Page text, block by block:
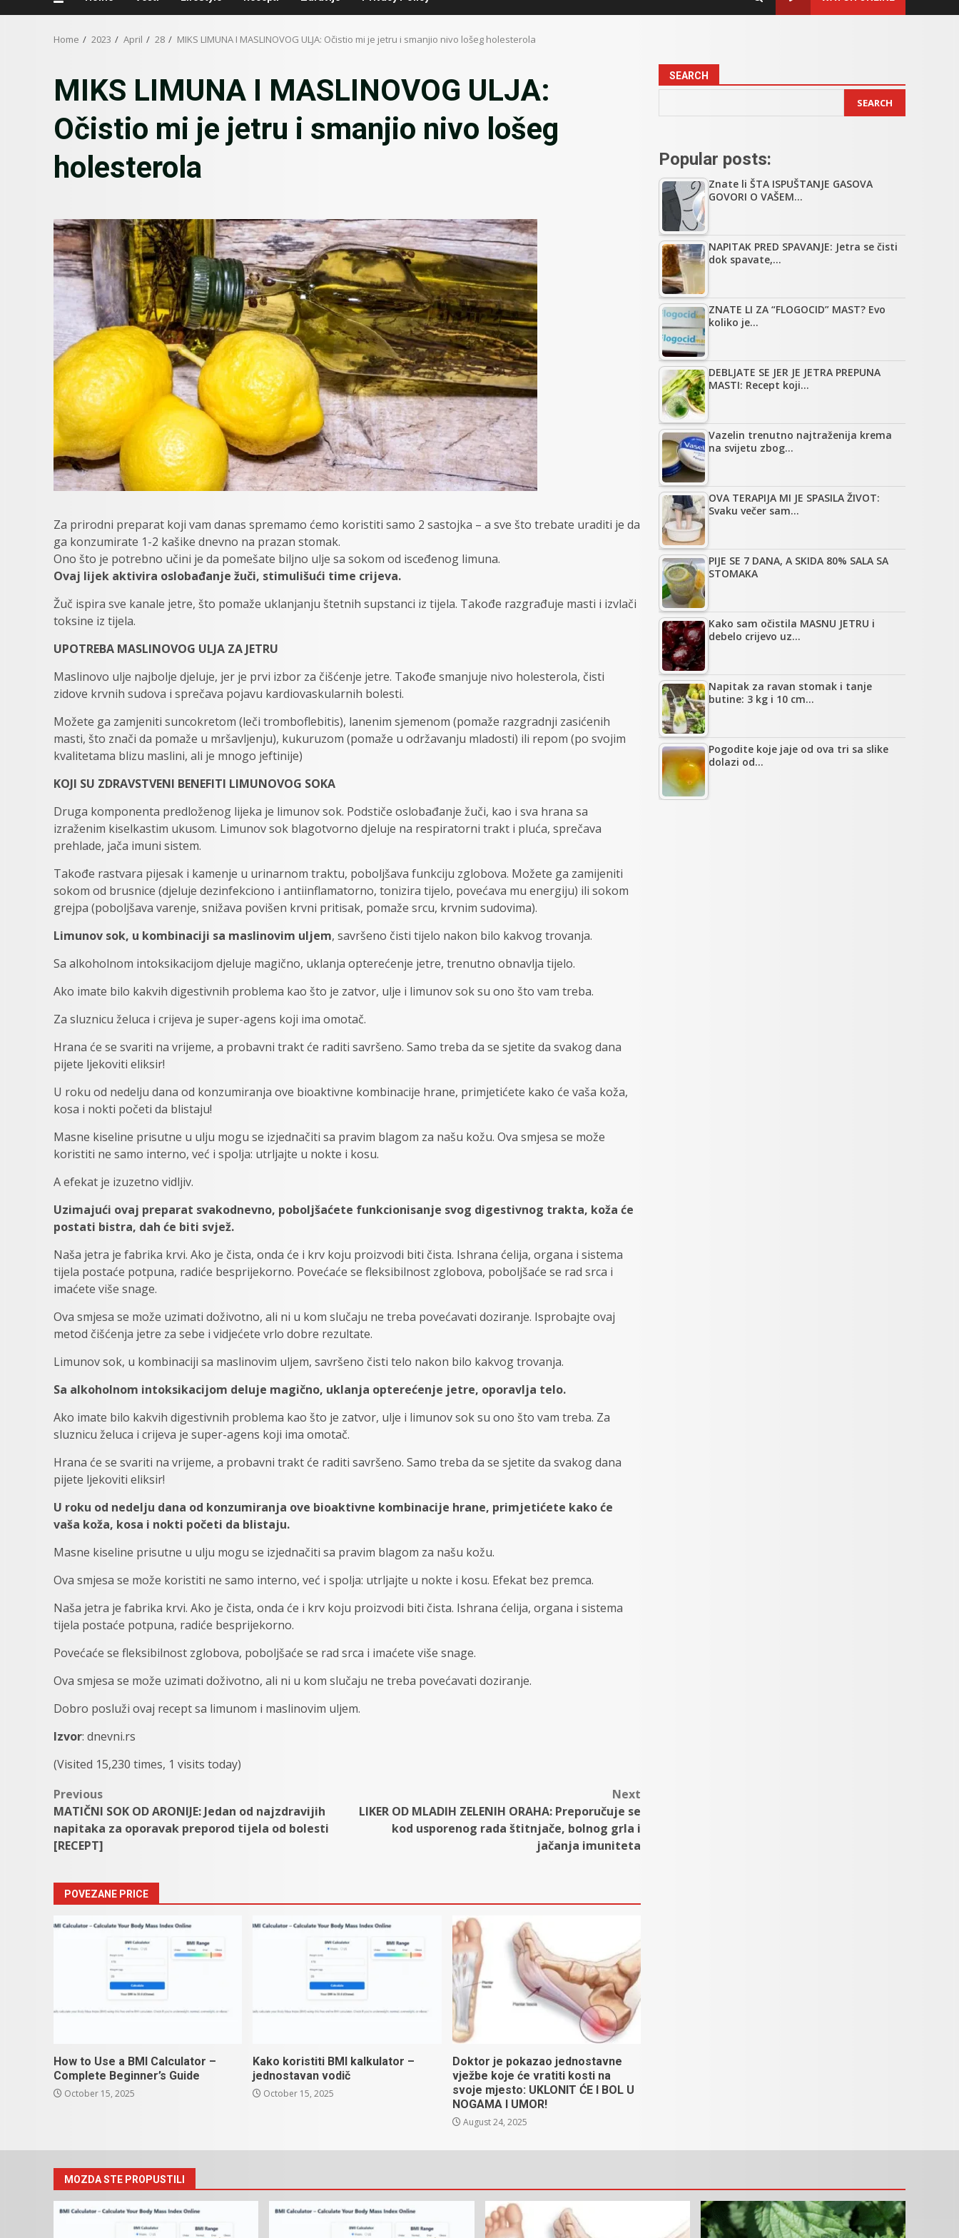
Home 2023 April 28 MIKS LIMUNA I MASLINOVOG ULJA: Očistio mi je jetru i smanjio nivo lošeg holesterola
MIKS LIMUNA I MASLINOVOG ULJA:
Očistio mi je jetru i smanjio nivo lošeg
holesterola
Za prirodni preparat koji vam danas spremamo ćemo koristiti samo 2 sastojka – a sve što trebate uraditi je da
ga konzumirate 1-2 kašike dnevno na prazan stomak.
Ono što je potrebno učini je da pomešate biljno ulje sa sokom od isceđenog limuna.
Ovaj lijek aktivira oslobađanje žuči, stimulišući time crijeva.
Žuč ispira sve kanale jetre, što pomaže uklanjanju štetnih supstanci iz tijela. Takođe razgrađuje masti i izvlači
toksine iz tijela.
UPOTREBA MASLINOVOG ULJA ZA JETRU
Maslinovo ulje najbolje djeluje, jer je prvi izbor za čišćenje jetre. Takođe smanjuje nivo holesterola, čisti
zidove krvnih sudova i sprečava pojavu kardiovaskularnih bolesti.
Možete ga zamjeniti suncokretom (leči tromboflebitis), lanenim sjemenom (pomaže razgradnji zasićenih
masti, što znači da pomaže u mršavljenju), kukuruzom (pomaže u održavanju mladosti) ili repom (po svojim
kvalitetama blizu maslini, ali je mnogo jeftinije)
KOJI SU ZDRAVSTVENI BENEFITI LIMUNOVOG SOKA
Druga komponenta predloženog lijeka je limunov sok. Podstiče oslobađanje žuči, kao i sva hrana sa
izraženim kiselkastim ukusom. Limunov sok blagotvorno djeluje na respiratorni trakt i pluća, sprečava
prehlade, jača imuni sistem.
Takođe rastvara pijesak i kamenje u urinarnom traktu, poboljšava funkciju zglobova. Možete ga zamijeniti
sokom od brusnice (djeluje dezinfekciono i antiinflamatorno, tonizira tijelo, povećava mu energiju) ili sokom
grejpa (poboljšava varenje, snižava povišen krvni pritisak, pomaže srcu, krvnim sudovima).
Limunov sok, u kombinaciji sa maslinovim uljem, savršeno čisti tijelo nakon bilo kakvog trovanja.
Sa alkoholnom intoksikacijom djeluje magično, uklanja opterećenje jetre, trenutno obnavlja tijelo.
Ako imate bilo kakvih digestivnih problema kao što je zatvor, ulje i limunov sok su ono što vam treba.
Za sluznicu želuca i crijeva je super-agens koji ima omotač.
Hrana će se svariti na vrijeme, a probavni trakt će raditi savršeno. Samo treba da se sjetite da svakog dana
pijete ljekoviti eliksir!
U roku od nedelju dana od konzumiranja ove bioaktivne kombinacije hrane, primjetićete kako će vaša koža,
kosa i nokti početi da blistaju!
Masne kiseline prisutne u ulju mogu se izjednačiti sa pravim blagom za našu kožu. Ova smjesa se može
koristiti ne samo interno, već i spolja: utrljajte u nokte i kosu.
A efekat je izuzetno vidljiv.
Uzimajući ovaj preparat svakodnevno, poboljšaćete funkcionisanje svog digestivnog trakta, koža će
postati bistra, dah će biti svjež.
Naša jetra je fabrika krvi. Ako je čista, onda će i krv koju proizvodi biti čista. Ishrana ćelija, organa i sistema
tijela postaće potpuna, radiće besprijekorno. Povećaće se fleksibilnost zglobova, poboljšaće se rad srca i
imaćete više snage.
Ova smjesa se može uzimati doživotno, ali ni u kom slučaju ne treba povećavati doziranje. Isprobajte ovaj
metod čišćenja jetre za sebe i vidjećete vrlo dobre rezultate.
Limunov sok, u kombinaciji sa maslinovim uljem, savršeno čisti telo nakon bilo kakvog trovanja.
Sa alkoholnom intoksikacijom deluje magično, uklanja opterećenje jetre, oporavlja telo.
Ako imate bilo kakvih digestivnih problema kao što je zatvor, ulje i limunov sok su ono što vam treba. Za
sluznicu želuca i crijeva je super-agens koji ima omotač.
Hrana će se svariti na vrijeme, a probavni trakt će raditi savršeno. Samo treba da se sjetite da svakog dana
pijete ljekoviti eliksir!
U roku od nedelju dana od konzumiranja ove bioaktivne kombinacije hrane, primjetićete kako će
vaša koža, kosa i nokti početi da blistaju.
Masne kiseline prisutne u ulju mogu se izjednačiti sa pravim blagom za našu kožu.
Ova smjesa se može koristiti ne samo interno, već i spolja: utrljajte u nokte i kosu. Efekat bez premca.
Naša jetra je fabrika krvi. Ako je čista, onda će i krv koju proizvodi biti čista. Ishrana ćelija, organa i sistema
tijela postaće potpuna, radiće besprijekorno.
Povećaće se fleksibilnost zglobova, poboljšaće se rad srca i imaćete više snage.
Ova smjesa se može uzimati doživotno, ali ni u kom slučaju ne treba povećavati doziranje.
Dobro posluži ovaj recept sa limunom i maslinovim uljem.
Izvor: dnevni.rs
(Visited 15,230 times, 1 visits today)
Post
navigation
Previous
MATIČNI SOK OD ARONIJE: Jedan od najzdravijih
napitaka za oporavak preporod tijela od bolesti
[RECEPT]
Next
LIKER OD MLADIH ZELENIH ORAHA: Preporučuje se
kod usporenog rada štitnjače, bolnog grla i
jačanja imuniteta
POVEZANE PRICE
How to Use a BMI Calculator –
Complete Beginner’s Guide
October 15, 2025
Kako koristiti BMI kalkulator –
jednostavan vodič
October 15, 2025
Doktor je pokazao jednostavne
vježbe koje će vratiti kosti na
svoje mjesto: UKLONIT ĆE I BOL U
NOGAMA I UMOR!
August 24, 2025
SEARCH
SEARCH
Popular posts:
Znate li ŠTA ISPUŠTANJE GASOVA
GOVORI O VAŠEM…
NAPITAK PRED SPAVANJE: Jetra se čisti
dok spavate,…
ZNATE LI ZA “FLOGOCID” MAST? Evo
koliko je…
DEBLJATE SE JER JE JETRA PREPUNA
MASTI: Recept koji…
Vazelin trenutno najtraženija krema
na svijetu zbog…
OVA TERAPIJA MI JE SPASILA ŽIVOT:
Svaku večer sam…
PIJE SE 7 DANA, A SKIDA 80% SALA SA
STOMAKA
Kako sam očistila MASNU JETRU i
debelo crijevo uz…
Napitak za ravan stomak i tanje
butine: 3 kg i 10 cm…
Pogodite koje jaje od ova tri sa slike
dolazi od…
MOZDA STE PROPUSTILI